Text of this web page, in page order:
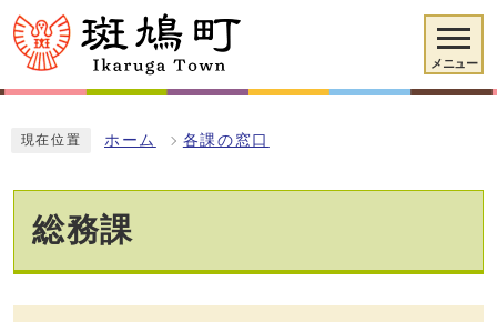
メニュー
現在位置 ホーム 各課の窓口
総務課